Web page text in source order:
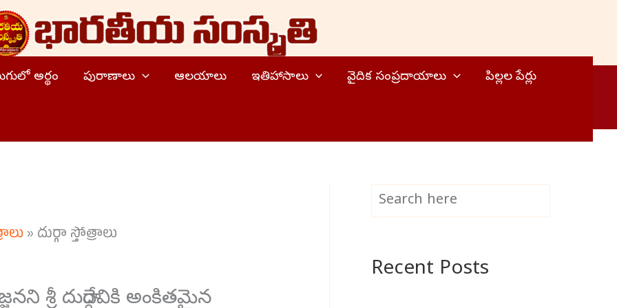
అర్థం పురాణాలు ఆలయాలు ఇతిహాసాలు వైదిక సంప్రదాయాలు పిల్లల పేర్లు
» దుర్గా స్తోత్రాలు
శ్రీ దుర్గాదేవికి అంకితమైన
rRecent Posts